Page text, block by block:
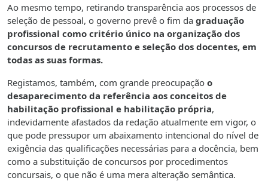
Ao mesmo tempo, retirando transparência aos processos de
seleção de pessoal, o governo prevê o fim da graduação
profissional como critério único na organização dos
concursos de recrutamento e seleção dos docentes, em
todas as suas formas.
Registamos, também, com grande preocupação o
desaparecimento da referência aos conceitos de
habilitação profissional e habilitação própria,
indevidamente afastados da redação atualmente em vigor, o
que pode pressupor um abaixamento intencional do nível de
exigência das qualificações necessárias para a docência, bem
como a substituição de concursos por procedimentos
concursais, o que não é uma mera alteração semântica.